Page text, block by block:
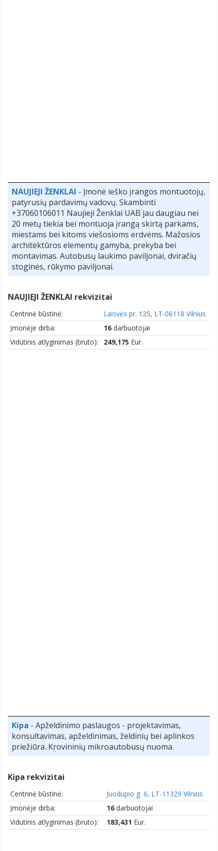
NAUJIEJI ŽENKLAI - Įmonė ieško įrangos montuotojų,
patyrusių pardavimų vadovų. Skambinti
+37060106011 Naujieji Ženklai UAB jau daugiau nei
20 metų tiekia bei montuoja įrangą skirtą parkams,
miestams bei kitoms viešosioms erdvėms. Mažosios
architektūros elementų gamyba, prekyba bei
montavimas. Autobusų laukimo paviljonai, dviračių
stoginės, rūkymo paviljonai.
NAUJIEJI ŽENKLAI rekvizitai
Centrinė būstinė:
Laisvės pr. 125, LT-06118 Vilnius
Įmonėje dirba:
16 darbuotojai
Vidutinis atlyginimas (bruto):
249,175 Eur.
Kipa - Apželdinimo paslaugos - projektavimas,
konsultavimas, apželdinimas, želdinių bei aplinkos
priežiūra. Krovininių mikroautobusų nuoma.
Kipa rekvizitai
Centrinė būstinė:
Juodupio g. 6, LT-11329 Vilnius
Įmonėje dirba:
16 darbuotojai
Vidutinis atlyginimas (bruto):
183,431 Eur.